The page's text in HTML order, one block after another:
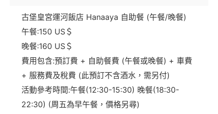
古堡皇宮運河飯店 Hanaaya 自助餐 (午餐/晚餐)
午餐:150 US＄
晚餐:160 US＄
費用包含:預訂費 + 自助餐費 (午餐或晚餐) + 車費
+ 服務費及稅費 (此預訂不含酒水，需另付)
活動參考時間:午餐(12:30-15:30) 晚餐(18:30-
22:30) (周五為早午餐，價格另尋)